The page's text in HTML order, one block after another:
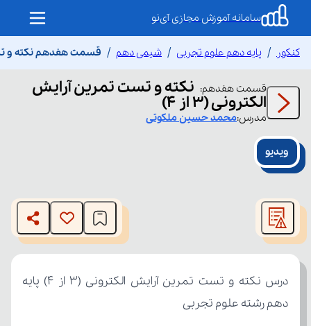
سامانه آموزش مجازی آی‌نو
کنکور پایه دهم علوم تجربی شیمی دهم قسمت هفدهم نکته و تست
قسمت هفدهم: نکته و تست تمرین آرایش
الکترونی (3 از 4)
مدرس:محمد حسینملکوتی
ویدیو
modal
window.
The media could not be loaded, either because the server
or network failed or because the format is not supported.
دهم رشته علوم تجربی